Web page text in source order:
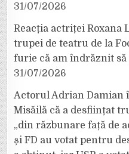
31/07/2026
Reacția actriței Roxana
trupei de teatru de la
furie că am îndrăznit să
31/07/2026
Actorul Adrian Damian
Misăilă că a desființat
„din răzbunare față de
și FD au votat pentru